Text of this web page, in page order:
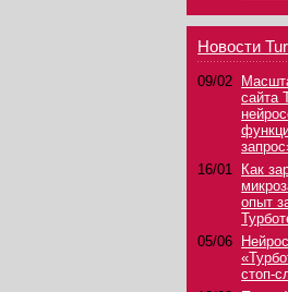
Новости
09/02
сайта
16/01
Как
опыт
05/06
стоп-